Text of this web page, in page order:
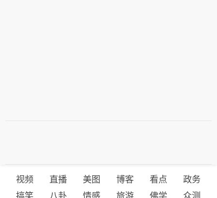
视频 直播 美图 博客 看点
政务
搞笑
八卦 情感 旅游 佛学 众测